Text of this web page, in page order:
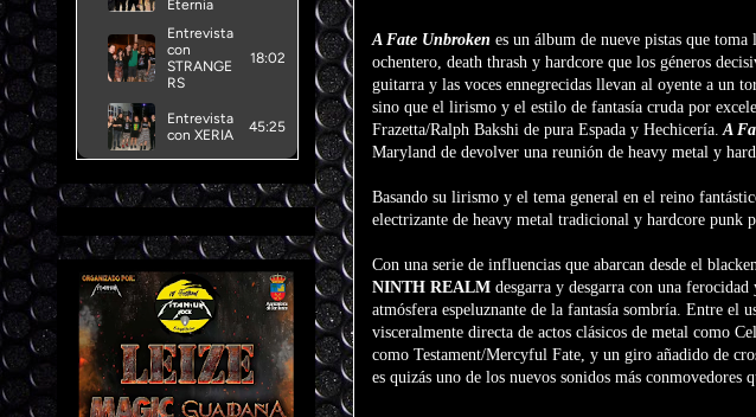
A Fate Unbroken es un álbum de nueve pistas que
ochentero, death thrash y hardcore que los géneros
guitarra y las voces ennegrecidas llevan al oyente a un
sino que el lirismo y el estilo de fantasía cruda por
Frazetta/Ralph Bakshi de pura Espada y Hechicería. A
Maryland de devolver una reunión de heavy metal y
Basando su lirismo y el tema general en el reino
electrizante de heavy metal tradicional y hardcore punk
Con una serie de influencias que abarcan desde el
NINTH REALM desgarra y desgarra con una
atmósfera espeluznante de la fantasía sombría. Entre el
visceralmente directa de actos clásicos de metal como
como Testament/Mercyful Fate, y un giro añadido de
es quizás uno de los nuevos sonidos más